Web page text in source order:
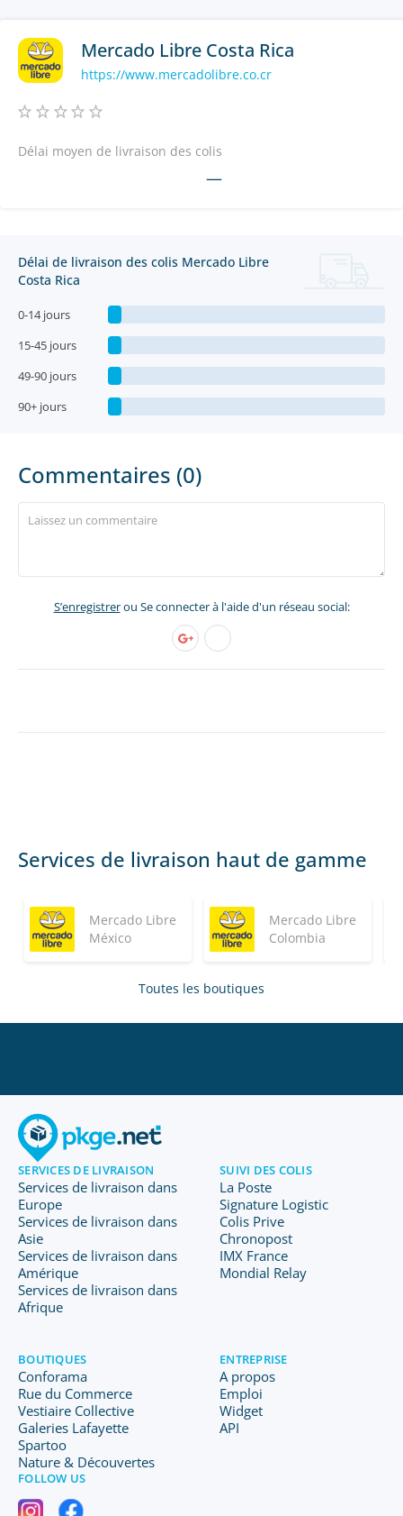
Mercado Libre Costa Rica
https://www.mercadolibre.co.cr
Délai moyen de livraison des colis
—
Délai de livraison des colis Mercado Libre
Costa Rica
0-14 jours
15-45 jours
49-90 jours
90+ jours
Commentaires (0)
S’enregistrerou Se connecter à l'aide d'un réseau social:
Services de livraison haut de gamme
Mercado Libre
México
Mercado Libre
Colombia
Toutes les boutiques
SERVICES DE LIVRAISON
Services de livraison dans
Europe
Services de livraison dans
Asie
Services de livraison dans
Amérique
Services de livraison dans
Afrique
SUIVI DES COLIS
La Poste
Signature Logistic
Colis Prive
Chronopost
IMX France
Mondial Relay
BOUTIQUES
Conforama
Rue du Commerce
Vestiaire Collective
Galeries Lafayette
Spartoo
Nature & Découvertes
ENTREPRISE
A propos
Emploi
Widget
API
FOLLOW US